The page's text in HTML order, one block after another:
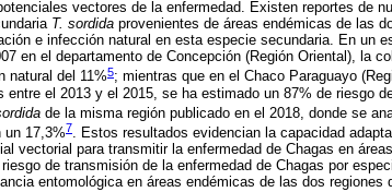
vectores de la enfermedad. Existen reportes de
T. sordida provenientes de áreas endémicas de las
e infección natural en esta especie secundaria. En un
en el departamento de Concepción (Región Oriental), la
natural del 11%5; mientras que en el Chaco Paraguayo
entre el 2013 y el 2015, se ha estimado un 87% de riesgo
de la misma región publicado en el 2018, donde se
un 17,3%7. Estos resultados evidencian la capacidad
vectorial para transmitir la enfermedad de Chagas en
de transmisión de la enfermedad de Chagas por
entomológica en áreas endémicas de las dos regiones